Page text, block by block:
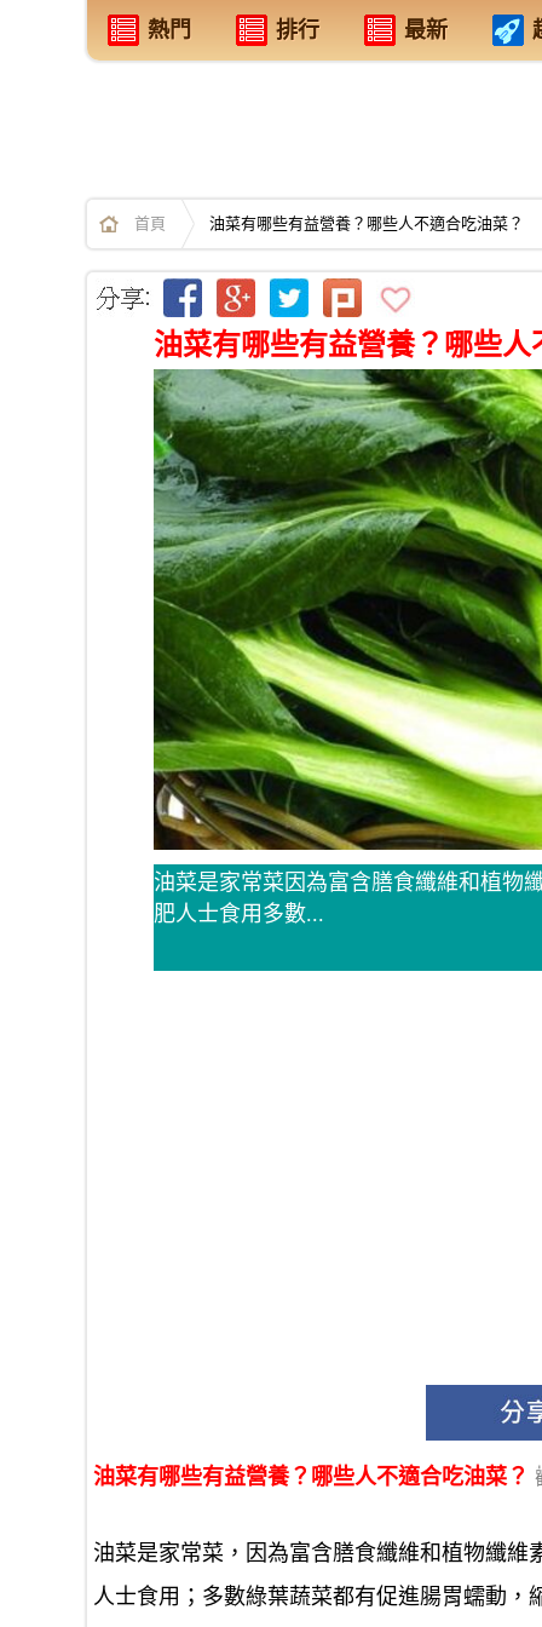
熱門 排行 最新
首頁 油菜有哪些有益營養？哪些人不適合吃油菜？
油菜有哪些有益營養？哪些人
油菜是家常菜因為富含膳食纖維和植物
肥人士食用多數...
油菜有哪些有益營養？哪些人不適合吃油菜？
油菜是家常菜，因為富含膳食纖維和植物纖
人士食用；多數綠葉蔬菜都有促進腸胃蠕動